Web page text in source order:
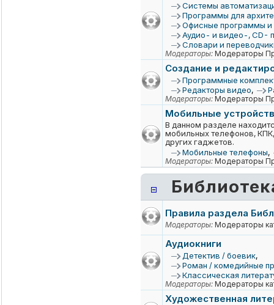
Системы
Программы для
Офисные программы и
Аудио- и видео-, CD-
Словари и
Модераторы: Модераторы
Создание и
Программные
Редакторы видео,
Модераторы: Модераторы
Мобильные
В данном разделе
мобильных телефонов,
других гаджетов.
Мобильные телефоны,
Модераторы: Модераторы
Правила раздела
Модераторы: Модераторы
Аудиокниги
Детектив / боевик,
Роман / комедийные
Классическая
Модераторы: Модераторы
Художественная